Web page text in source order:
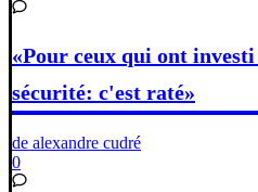
«Pour ceux qui ont
sécurité: c'est raté»
de alexandre cudré
0